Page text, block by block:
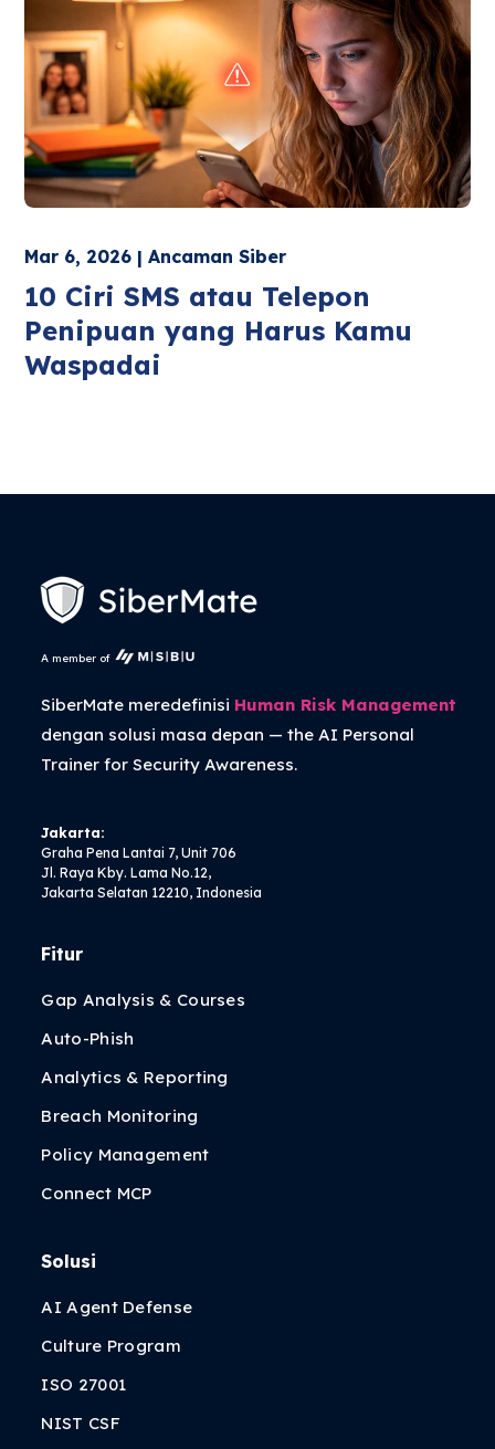
Mar 6, 2026 | Ancaman Siber
10 Ciri SMS atau Telepon
Penipuan yang Harus Kamu
Waspadai
A member of
SiberMate meredefinisi Human Risk Management
dengan solusi masa depan — theAI Personal
Trainerfor Security Awareness.
Jakarta:
Graha Pena Lantai 7, Unit 706
Jl. Raya Kby. Lama No.12,
Jakarta Selatan 12210, Indonesia
Fitur
Gap Analysis & Courses
Auto-Phish
Analytics & Reporting
Breach Monitoring
Policy Management
Connect MCP
Solusi
AI Agent Defense
Culture Program
ISO 27001
NIST CSF